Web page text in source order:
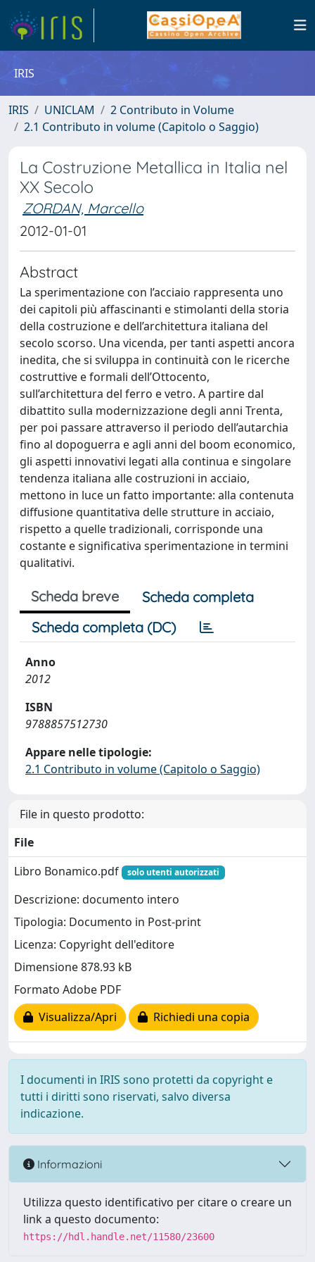
IRIS
IRIS UNICLAM
2 Contributo in Volume
2.1 Contributo in volume (Capitolo o Saggio)
La Costruzione Metallica in Italia nel
XX Secolo
ZORDAN, Marcello
2012-01-01
Abstract
La sperimentazione con l’acciaio rappresenta uno
dei capitoli più affascinanti e stimolanti della storia
della costruzione e dell’architettura italiana del
secolo scorso. Una vicenda, per tanti aspetti ancora
inedita, che si sviluppa in continuità con le ricerche
costruttive e formali dell’Ottocento,
sull’architettura del ferro e vetro. A partire dal
dibattito sulla modernizzazione degli anni Trenta,
per poi passare attraverso il periodo dell’autarchia
fino al dopoguerra e agli anni del boom economico,
gli aspetti innovativi legati alla continua e singolare
tendenza italiana alle costruzioni in acciaio,
mettono in luce un fatto importante: alla contenuta
diffusione quantitativa delle strutture in acciaio,
rispetto a quelle tradizionali, corrisponde una
costante e significativa sperimentazione in termini
qualitativi.
Scheda breve
Scheda completa
Scheda completa (DC)
Anno
2012
ISBN
9788857512730
Appare nelle tipologie:
2.1 Contributo in volume (Capitolo o Saggio)
File in questo prodotto:
File
Libro Bonamico.pdf
solo utenti autorizzati
Descrizione: documento intero
Tipologia: Documento in Post-print
Licenza: Copyright dell'editore
Dimensione 878.93 kB
Formato Adobe PDF
Visualizza/Apri
Richiedi una copia
I documenti in IRIS sono protetti da copyright e
tutti i diritti sono riservati, salvo diversa
indicazione.
Informazioni
Utilizza questo identificativo per citare o creare un
link a questo documento:
https://hdl.handle.net/11580/23600